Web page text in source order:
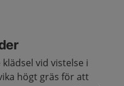
vid vistelse i
högt gräs för att